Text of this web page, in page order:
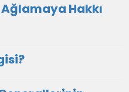
Hakkı